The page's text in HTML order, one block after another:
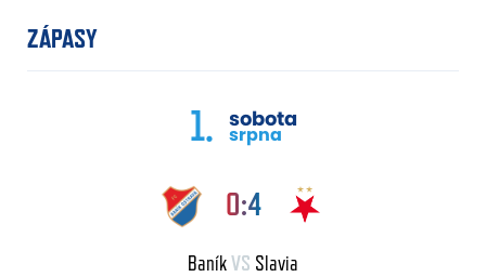
ZÁPASY
1. sobota
srpna
0:4
BaníkVS Slavia